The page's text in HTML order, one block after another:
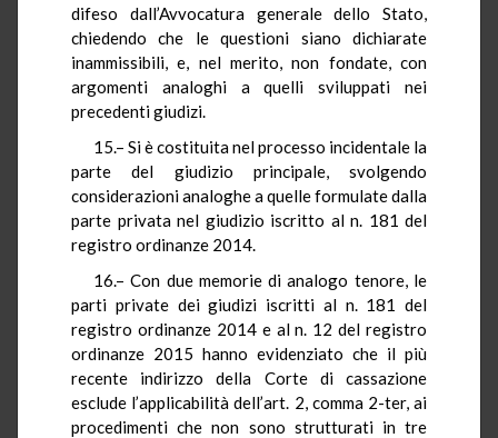
difeso dall’Avvocatura generale dello Stato,
chiedendo che le questioni siano dichiarate
inammissibili, e, nel merito, non fondate, con
argomenti analoghi a quelli sviluppati nei
precedenti giudizi.
15.– Si è costituita nel processo incidentale la
parte del giudizio principale, svolgendo
considerazioni analoghe a quelle formulate dalla
parte privata nel giudizio iscritto al n. 181 del
registro ordinanze 2014.
16.– Con due memorie di analogo tenore, le
parti private dei giudizi iscritti al n. 181 del
registro ordinanze 2014 e al n. 12 del registro
ordinanze 2015 hanno evidenziato che il più
recente indirizzo della Corte di cassazione
esclude l’applicabilità dell’art. 2, comma 2-ter, ai
procedimenti che non sono strutturati in tre